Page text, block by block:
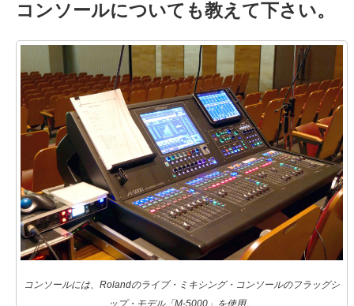
コンソールについても教えて下さい。
コンソールには、Rolandのライブ・ミキシング・コンソールのフラッグシ
ップ・モデル「M-5000」を使用。